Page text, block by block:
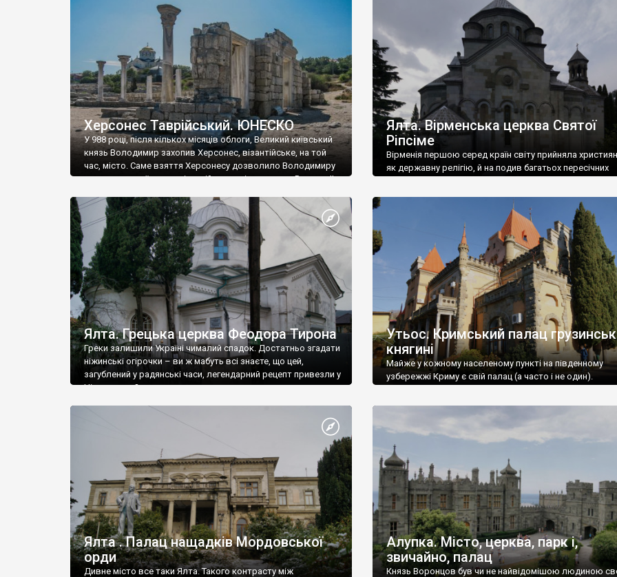
візантійської доби. Раритети викрадені з фондів об’єкту
культурної спадщини ЮНЕСКО «Херсонеса Таврійського».
Офіційно – на виставку «Золото Візантії», але експерти та
влада в Україні вважають це лише […]
називаються «повстяками» (postaki)…” “Вино. Крим
виробляє відмінне вино і його вдосталь: воно все
легке біле і дуже […]
Херсонес Таврійський. ЮНЕСКО
У 988 році, після кількох місяців облоги, Великий київський
князь Володимир захопив Херсонес, візантійське, на той
час, місто. Саме взяття Херсонесу дозволило Володимиру
диктувати свої умови візантійському імператору Василю ІІ,
Херсонесі Володимир-язичник, став Василем-
християнином. А потім було Хрещення Русі. На честь
Херсонесу Таврійського названо місто […]
Ялта. Вірменська церква Святої
Ріпсіме
Вірменія першою серед країн світу прийняла
як державну релігію, й на подив багатьох пересічних
Ялта. Грецька церква Феодора Тирона
Греки залишили Україні чималий спадок. Достатньо згадати
ніжинські огірочки – ви ж мабуть всі знаєте, що цей,
загублений у радянські часи, легендарний рецепт привезли у
Ніжин греки?
Утьос. Кримський палац
княгині
Майже у кожному населеному пункті на південному
узбережжі Криму є свій палац (а часто і не один).
Ялта . Палац нащадків Мордовської
орди
Дивне місто все таки Ялта. Такого контрасту між
Алупка. Місто, церква, парк і,
звичайно, палац
Князь Воронцов був чи не найвідомішою людиною